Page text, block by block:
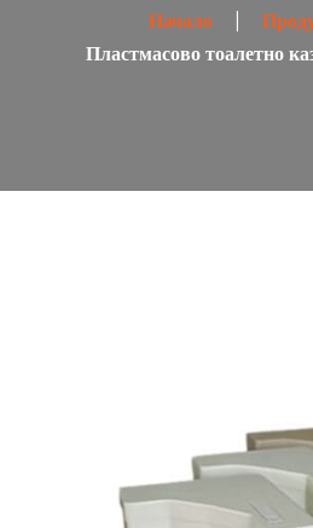
Начало
Пластмасово тоалетно